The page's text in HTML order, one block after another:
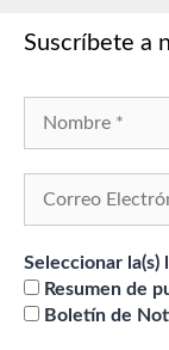
Suscríbete a
Seleccionar la(s)
Resumen de
Boletín de